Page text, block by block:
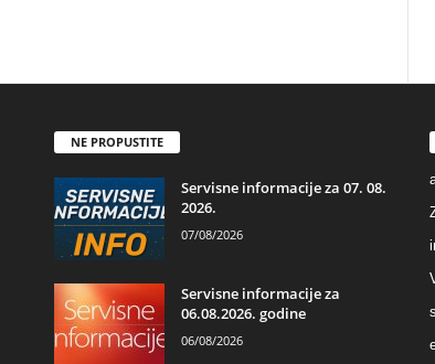
NE PROPUSTITE
Servisne informacije za 07. 08.
2026.
07/08/2026
Servisne informacije za
06.08.2026. godine
06/08/2026